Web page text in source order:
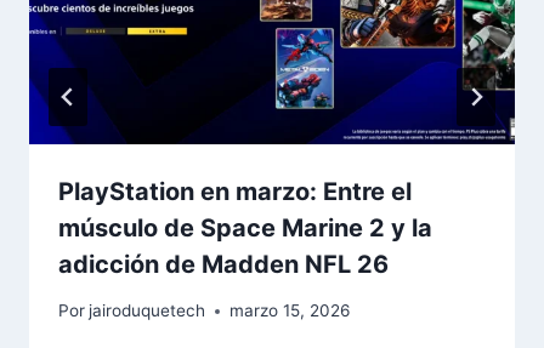
PlayStation en marzo: Entre el
músculo de Space Marine 2 y la
adicción de Madden NFL 26
Por jairoduquetech marzo 15, 2026